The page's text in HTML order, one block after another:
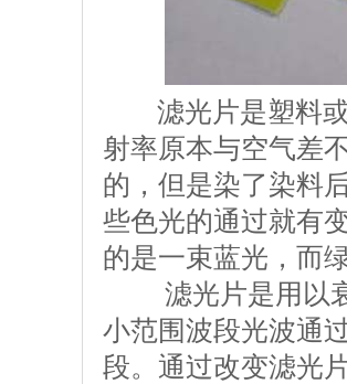
滤光片是塑料或
射率原本与空气差
的，但是染了染料
些色光的通过就有
的是一束蓝光，而
滤光片是用以衰
小范围波段光波通
段。通过改变滤光